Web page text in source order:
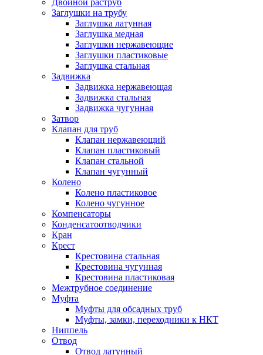
Двойной раструб
Заглушки на трубу
Заглушка латунная
Заглушка медная
Заглушки нержавеющие
Заглушки пластиковые
Заглушка стальная
Задвижка
Задвижка нержавеющая
Задвижка стальная
Задвижка чугунная
Затвор
Клапан для труб
Клапан нержавеющий
Клапан пластиковый
Клапан стальной
Клапан чугунный
Колено
Колено пластиковое
Колено чугунное
Компенсаторы
Конденсатоотводчики
Кран
Крест
Крестовина стальная
Крестовина чугунная
Крестовина пластиковая
Межтрубное соединение
Муфта
Муфты для обсадных труб
Муфты, замки, переходники к НКТ
Ниппель
Отвод
Отвод латунный